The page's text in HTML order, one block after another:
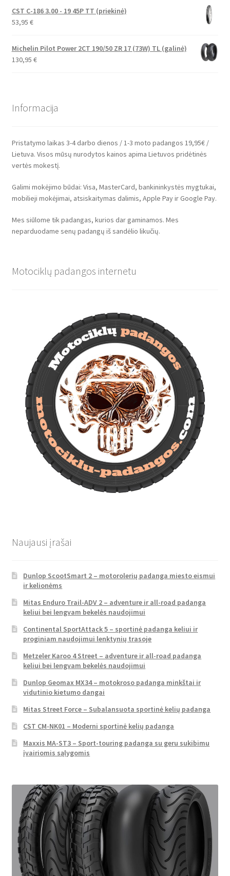
CST C-186 3.00 - 19 45P TT (priekinė)
53,95 €
Michelin Pilot Power 2CT 190/50 ZR 17 (73W) TL (galinė)
130,95 €
Informacija
Pristatymo laikas 3-4 darbo dienos / 1-3 moto padangos 19,95€ /
Lietuva. Visos mūsų nurodytos kainos apima Lietuvos pridėtinės
vertės mokestį.
Galimi mokėjimo būdai: Visa, MasterCard, bankininkystės mygtukai,
mobilieji mokėjimai, atsiskaitymas dalimis, Apple Pay ir Google Pay.
Mes siūlome tik padangas, kurios dar gaminamos. Mes
neparduodame senų padangų iš sandėlio likučių.
Motociklų padangos internetu
Naujausi įrašai
Dunlop ScootSmart 2 – motorolerių padanga miesto eismui
ir kelionėms
Mitas Enduro Trail-ADV 2 – adventure ir all-road padanga
keliui bei lengvam bekelės naudojimui
Continental SportAttack 5 – sportinė padanga keliui ir
proginiam naudojimui lenktynių trasoje
Metzeler Karoo 4 Street – adventure ir all-road padanga
keliui bei lengvam bekelės naudojimui
Dunlop Geomax MX34 – motokroso padanga minkštai ir
vidutinio kietumo dangai
Mitas Street Force – Subalansuota sportinė kelių padanga
CST CM-NK01 – Moderni sportinė kelių padanga
Maxxis MA-ST3 – Sport-touring padanga su geru sukibimu
įvairiomis sąlygomis